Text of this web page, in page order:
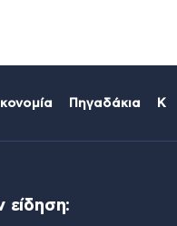
Πηγαδάκια
είδηση: